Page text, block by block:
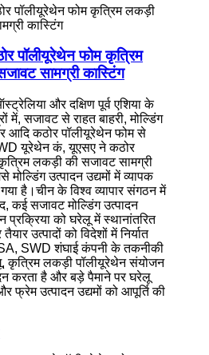
पॉलीयूरेथेन फोम कृत्रिम
सामग्री कास्टिंग
और दक्षिण पूर्व एशिया के
में, सजावट से राहत बाहरी, मोल्डिंग
आदि कठोर पॉलीयूरेथेन फोम से
यूरेथेन कं, यूएसए ने कठोर
लकड़ी की सजावट सामग्री
मोल्डिंग उत्पादन उद्यमों में व्यापक
है।चीन के विश्व व्यापार संगठन में
कई सजावट मोल्डिंग उत्पादन
प्रक्रिया को घरेलू में स्थानांतरित
उत्पादों को विदेशों में निर्यात
SWD शंघाई कंपनी के तकनीकी
कृत्रिम लकड़ी पॉलीयूरेथेन संयोजन
करता है और बड़े पैमाने पर घरेलू
फ्रेम उत्पादन उद्यमों को आपूर्ति की